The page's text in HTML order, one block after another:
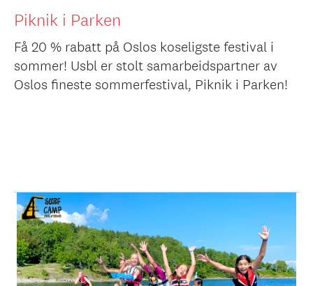
Piknik i Parken
Få 20 % rabatt på Oslos koseligste festival i
sommer! Usbl er stolt samarbeidspartner av
Oslos fineste sommerfestival, Piknik i Parken!